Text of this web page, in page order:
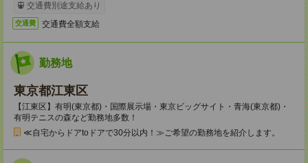
交通費別途支給あり
交通費 交通費全額支給
勤務地
東京都江東区
【江東区】有明(東京都)・国際展示場・東京ビッグサイト・青海(東京都)・
有明テニスの森など勤務地多数！
≪自宅からドアtoドアで30分以内！≫ご希望の勤務地を紹介します。